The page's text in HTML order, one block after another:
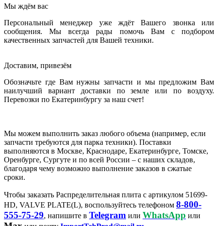
Мы ждём вас
Персональный менеджер уже ждёт Вашего звонка или
сообщения. Мы всегда рады помочь Вам с подбором
качественных запчастей для Вашей техники.
Доставим, привезём
Обозначьте где Вам нужны запчасти и мы предложим Вам
наилучший вариант доставки по земле или по воздуху.
Перевозки по Екатеринбургу за наш счет!
Мы можем выполнить заказ любого объема (например, если
запчасти требуются для парка техники). Поставки
выполняются в Москве, Краснодаре, Екатеринбурге, Томске,
Оренбурге, Сургуте и по всей России – с наших складов,
благодаря чему возможно выполнение заказов в сжатые
сроки.
Чтобы заказать Распределительная плита с артикулом 51699-
HD, VALVE PLATE(L), воспользуйтесь телефоном 8-800-
555-75-29, напишите в Telegram или WhatsApp или